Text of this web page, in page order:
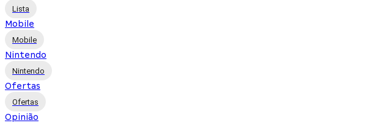
Lista
Mobile
Mobile
Nintendo
Nintendo
Ofertas
Ofertas
Opinião